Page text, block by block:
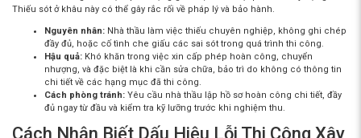
Thiếu sót ở khâu này có thể gây rắc rối về pháp lý và bảo hành.
Nguyên nhân: Nhà thầu làm việc thiếu chuyên nghiệp, không ghi chép
đầy đủ, hoặc cố tình che giấu các sai sót trong quá trình thi công.
Hậu quả: Khó khăn trong việc xin cấp phép hoàn công, chuyển
nhượng, và đặc biệt là khi cần sửa chữa, bảo trì do không có thông tin
chi tiết về các hạng mục đã thi công.
Cách phòng tránh: Yêu cầu nhà thầu lập hồ sơ hoàn công chi tiết, đầy
đủ ngay từ đầu và kiểm tra kỹ lưỡng trước khi nghiệm thu.
Cách Nhận Biết Dấu Hiệu Lỗi Thi Công Xây